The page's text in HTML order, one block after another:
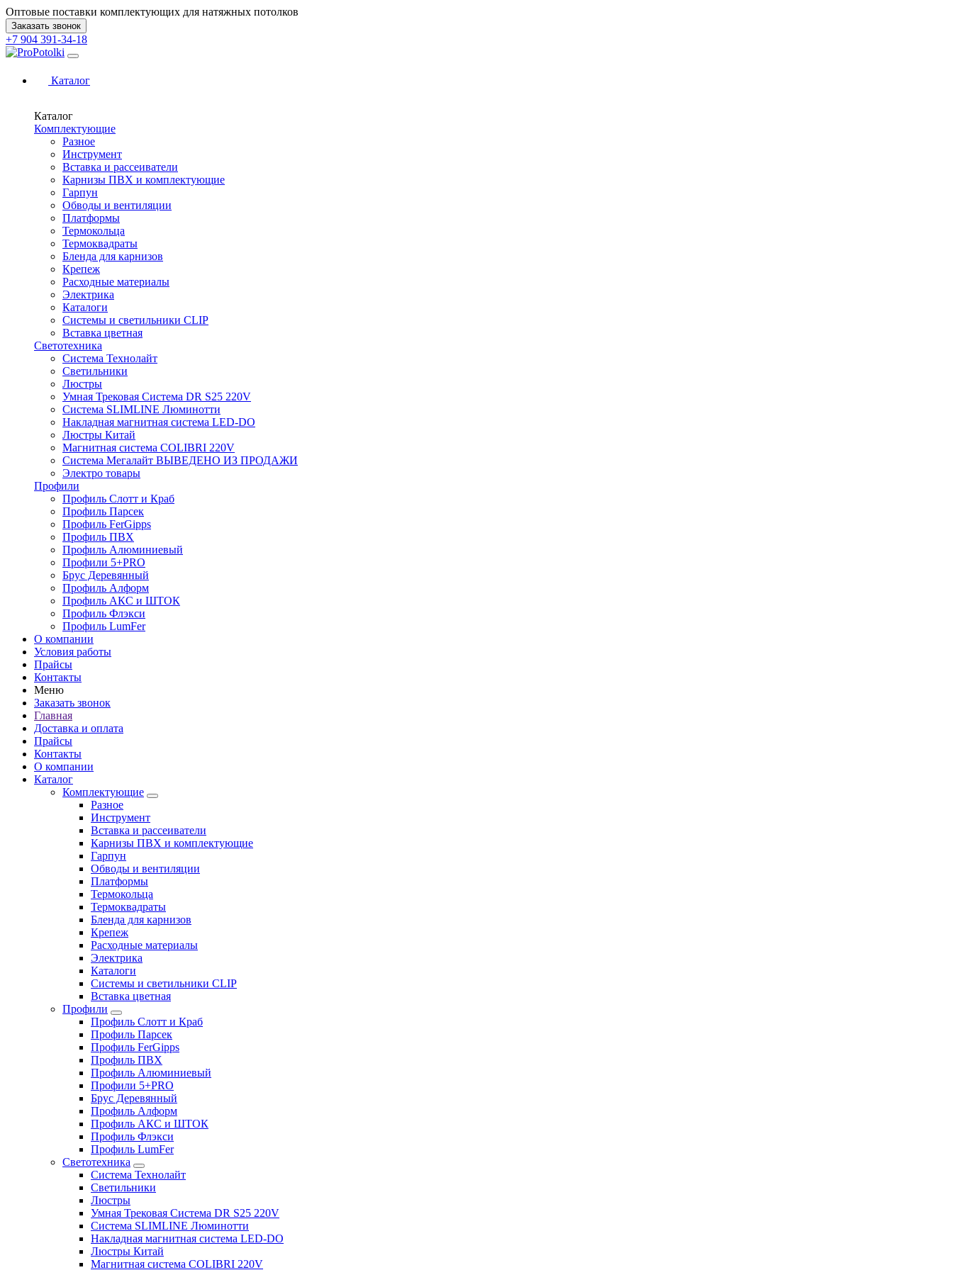
Оптовые поставки комплектующих для натяжных потолков
Заказать звонок
+7 904 391-34-18
Каталог
Каталог
Комплектующие
Разное
Инструмент
Вставка и рассеиватели
Карнизы ПВХ и комплектующие
Гарпун
Обводы и вентиляции
Платформы
Термокольца
Термоквадраты
Бленда для карнизов
Крепеж
Расходные материалы
Электрика
Каталоги
Системы и светильники CLIP
Вставка цветная
Светотехника
Система Технолайт
Светильники
Люстры
Умная Трековая Система DR S25 220V
Система SLIMLINE Люминотти
Накладная магнитная система LED-DO
Люстры Китай
Магнитная система COLIBRI 220V
Система Мегалайт ВЫВЕДЕНО ИЗ ПРОДАЖИ
Электро товары
Профили
Профиль Слотт и Краб
Профиль Парсек
Профиль FerGipps
Профиль ПВХ
Профиль Алюминиевый
Профили 5+PRO
Брус Деревянный
Профиль Алформ
Профиль АКС и ШТОК
Профиль Флэкси
Профиль LumFer
О компании
Условия работы
Прайсы
Контакты
Меню
Заказать звонок
Главная
Доставка и оплата
Прайсы
Контакты
О компании
Каталог
Комплектующие
Разное
Инструмент
Вставка и рассеиватели
Карнизы ПВХ и комплектующие
Гарпун
Обводы и вентиляции
Платформы
Термокольца
Термоквадраты
Бленда для карнизов
Крепеж
Расходные материалы
Электрика
Каталоги
Системы и светильники CLIP
Вставка цветная
Профили
Профиль Слотт и Краб
Профиль Парсек
Профиль FerGipps
Профиль ПВХ
Профиль Алюминиевый
Профили 5+PRO
Брус Деревянный
Профиль Алформ
Профиль АКС и ШТОК
Профиль Флэкси
Профиль LumFer
Светотехника
Система Технолайт
Светильники
Люстры
Умная Трековая Система DR S25 220V
Система SLIMLINE Люминотти
Накладная магнитная система LED-DO
Люстры Китай
Магнитная система COLIBRI 220V